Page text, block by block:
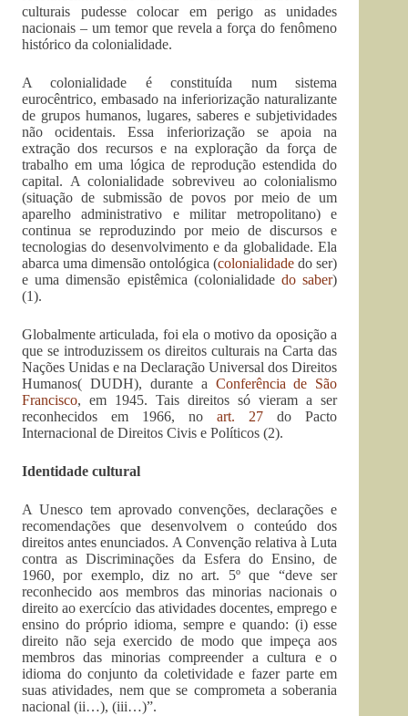
culturais pudesse colocar em perigo as unidades
nacionais – um temor que revela a força do fenômeno
histórico da colonialidade.
A colonialidade é constituída num sistema
eurocêntrico, embasado na inferiorização naturalizante
de grupos humanos, lugares, saberes e subjetividades
não ocidentais. Essa inferiorização se apoia na
extração dos recursos e na exploração da força de
trabalho em uma lógica de reprodução estendida do
capital. A colonialidade sobreviveu ao colonialismo
(situação de submissão de povos por meio de um
aparelho administrativo e militar metropolitano) e
continua se reproduzindo por meio de discursos e
tecnologias do desenvolvimento e da globalidade. Ela
abarca uma dimensão ontológica (colonialidade do ser)
e uma dimensão epistêmica (colonialidadedo saber)
(1).
Globalmente articulada, foi ela o motivo da oposição a
que se introduzissem os direitos culturais na Carta das
Nações Unidas e na Declaração Universal dos Direitos
Humanos( DUDH), durante a Conferência de São
Francisco, em 1945. Tais direitos só vieram a ser
reconhecidos em 1966, noart. 27 do Pacto
Internacional de Direitos Civis e Políticos (2).
Identidade cultural
A Unesco tem aprovado convenções, declarações e
recomendações que desenvolvem o conteúdo dos
direitos antes enunciados. A Convenção relativa à Luta
contra as Discriminações da Esfera do Ensino, de
1960, por exemplo, diz no art. 5º que “deve ser
reconhecido aos membros das minorias nacionais o
direito ao exercício das atividades docentes, emprego e
ensino do próprio idioma, sempre e quando: (i) esse
direito não seja exercido de modo que impeça aos
membros das minorias compreender a cultura e o
idioma do conjunto da coletividade e fazer parte em
suas atividades, nem que se comprometa a soberania
nacional (ii…), (iii…)”.